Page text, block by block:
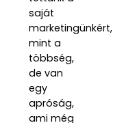
saját
marketingünkért,
mint a
többség,
de van
egy
apróság,
ami még